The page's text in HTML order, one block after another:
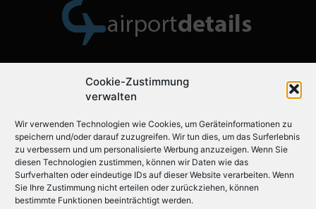
Cookie-Zustimmung
verwalten
Wir verwenden Technologien wie Cookies, um Geräteinformationen zu
speichern und/oder darauf zuzugreifen. Wir tun dies, um das Surferlebnis
zu verbessern und um personalisierte Werbung anzuzeigen. Wenn Sie
diesen Technologien zustimmen, können wir Daten wie das
Surfverhalten oder eindeutige IDs auf dieser Website verarbeiten. Wenn
Sie Ihre Zustimmung nicht erteilen oder zurückziehen, können
bestimmte Funktionen beeinträchtigt werden.
Über uns
Airportdetails.de ist der ideale Flughafenführer für Ihre
nächste Reise.
Folgen Sie uns auf